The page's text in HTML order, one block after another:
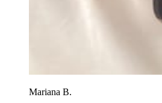
Mariana B.